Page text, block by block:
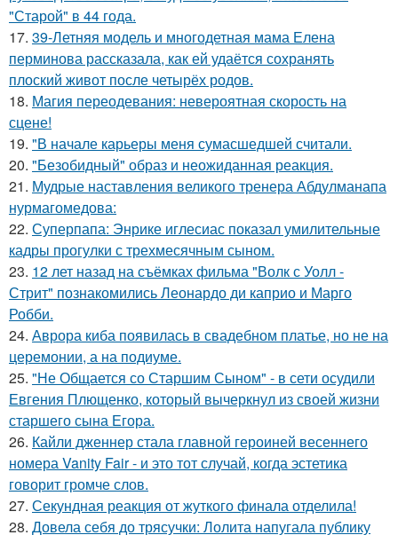
"Старой" в 44 года.
17. 39-Летняя модель и многодетная мама Елена
перминова рассказала, как ей удаётся сохранять
плоский живот после четырёх родов.
18. Магия переодевания: невероятная скорость на
сцене!
19. "В начале карьеры меня сумасшедшей считали.
20. "Безобидный" образ и неожиданная реакция.
21. Мудрые наставления великого тренера Абдулманапа
нурмагомедова:
22. Суперпапа: Энрике иглесиас показал умилительные
кадры прогулки с трехмесячным сыном.
23. 12 лет назад на съёмках фильма "Волк с Уолл -
Стрит" познакомились Леонардо ди каприо и Марго
Робби.
24. Аврора киба появилась в свадебном платье, но не на
церемонии, а на подиуме.
25. "Не Общается со Старшим Сыном" - в сети осудили
Евгения Плющенко, который вычеркнул из своей жизни
старшего сына Егора.
26. Кайли дженнер стала главной героиней весеннего
номера Vanity Fair - и это тот случай, когда эстетика
говорит громче слов.
27. Секундная реакция от жуткого финала отделила!
28. Довела себя до трясучки: Лолита напугала публику